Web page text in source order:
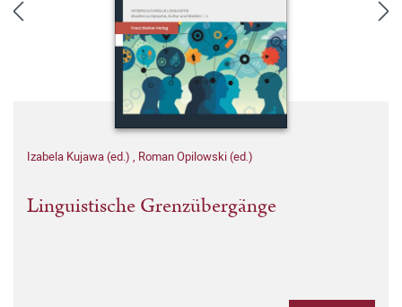
Izabela Kujawa (ed.) , Roman Opilowski (ed.)
Linguistische Grenzübergänge